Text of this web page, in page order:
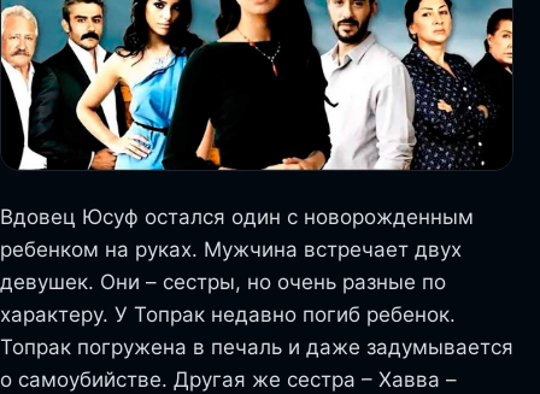
Вдовец Юсуф остался один с новорожденным
ребенком на руках. Мужчина встречает двух
девушек. Они – сестры, но очень разные по
характеру. У Топрак недавно погиб ребенок.
Топрак погружена в печаль и даже задумывается
о самоубийстве. Другая же сестра – Хавва –